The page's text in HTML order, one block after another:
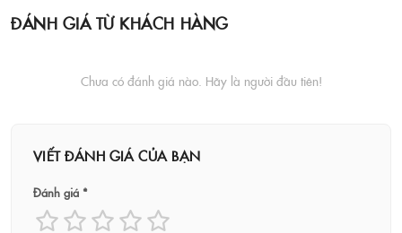
ĐÁNH GIÁ TỪ KHÁCH HÀNG
Chưa có đánh giá nào. Hãy là người đầu tiên!
VIẾT ĐÁNH GIÁ CỦA BẠN
Đánh giá *